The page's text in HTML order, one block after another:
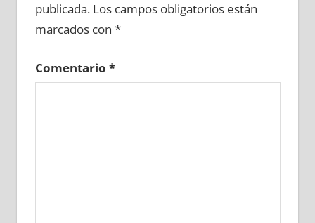
publicada. Los campos obligatorios están
marcados con *
Comentario *